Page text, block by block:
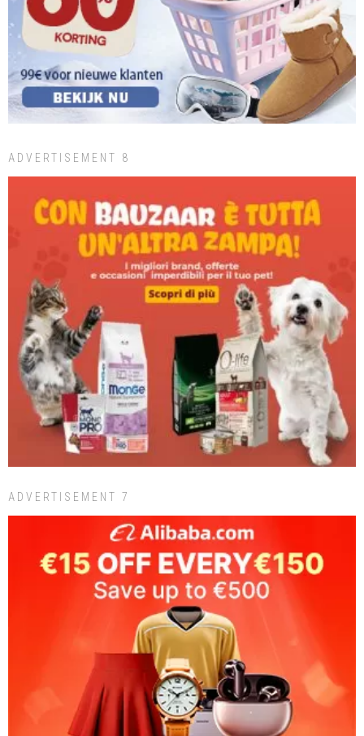
ADVERTISEMENT 8
ADVERTISEMENT 7